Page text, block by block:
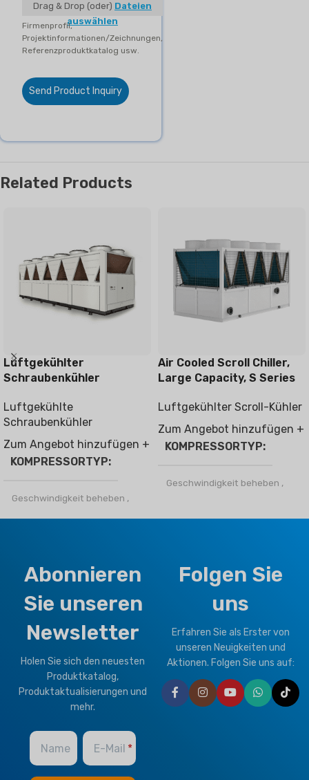
Drag & Drop (oder) Dateien
auswählen
Firmenprofil,
Projektinformationen/Zeichnungen,
Referenzproduktkatalog usw.
Send Product Inquiry
Related Products
Luftgekühlter
Schraubenkühler
Luftgekühlte
Schraubenkühler
Zum Angebot hinzufügen +
KOMPRESSORTYP
Geschwindigkeit beheben ,
KLIMATYP
T1 Normalzustand,T3
Tropisch
Climapro
OPTIONAL FUNCTION
Air Cooled Scroll Chiller,
Large Capacity, S Series
Luftgekühlter Scroll-Kühler
Zum Angebot hinzufügen +
KOMPRESSORTYP
Geschwindigkeit beheben ,
Kältemittel R410a
KLIMATYP
T1 Normalzustand,T3
Tropisch
MARKE Climapro
Abonnieren
Sie unseren
Newsletter
Holen Sie sich den neuesten
Produktkatalog,
Produktaktualisierungen und
mehr.
Name E-Mail
Folgen Sie
uns
Erfahren Sie als Erster von
unseren Neuigkeiten und
Aktionen. Folgen Sie uns auf: